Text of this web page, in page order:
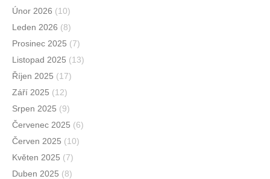
Únor 2026 (10)
Leden 2026 (8)
Prosinec 2025 (7)
Listopad 2025 (13)
Říjen 2025 (17)
Září 2025 (12)
Srpen 2025 (9)
Červenec 2025 (6)
Červen 2025 (10)
Květen 2025 (7)
Duben 2025 (8)